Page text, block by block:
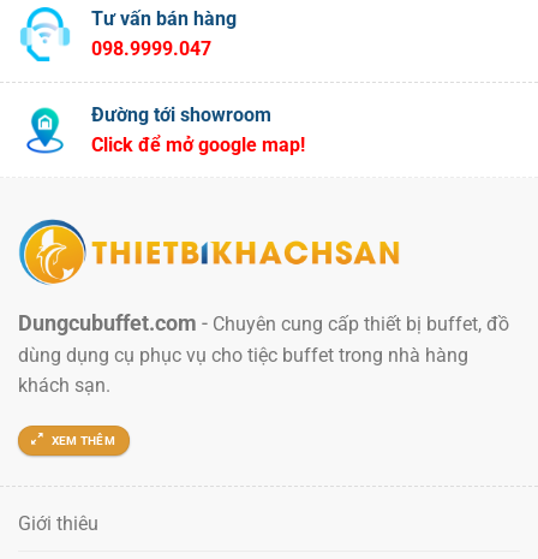
Tư vấn bán hàng
098.9999.047
Đường tới showroom
Click để mở google map!
Dungcubuffet.com - Chuyên cung cấp thiết bị buffet, đồ
dùng dụng cụ phục vụ cho tiệc buffet trong nhà hàng
khách sạn.
XEM THÊM
Giới thiêu